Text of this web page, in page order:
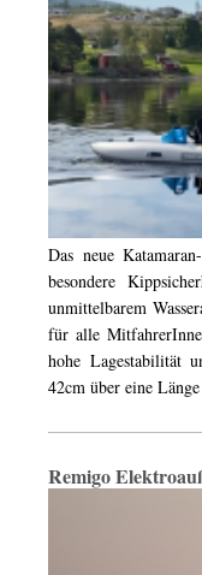
Das neue
besondere
unmittelbarem
für alle
hohe Lagestabilität
42cm über eine
Remigo